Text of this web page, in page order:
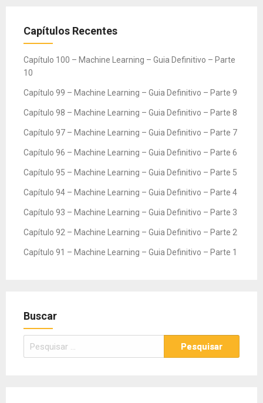
Capítulos Recentes
Capítulo 100 – Machine Learning – Guia Definitivo – Parte
10
Capítulo 99 – Machine Learning – Guia Definitivo – Parte 9
Capítulo 98 – Machine Learning – Guia Definitivo – Parte 8
Capítulo 97 – Machine Learning – Guia Definitivo – Parte 7
Capítulo 96 – Machine Learning – Guia Definitivo – Parte 6
Capítulo 95 – Machine Learning – Guia Definitivo – Parte 5
Capítulo 94 – Machine Learning – Guia Definitivo – Parte 4
Capítulo 93 – Machine Learning – Guia Definitivo – Parte 3
Capítulo 92 – Machine Learning – Guia Definitivo – Parte 2
Capítulo 91 – Machine Learning – Guia Definitivo – Parte 1
Buscar
Pesquisar
por: